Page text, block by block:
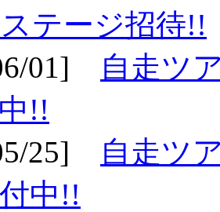
テージ招待!!
01]
自走ツ
!!
25]
自走ツ
中!!